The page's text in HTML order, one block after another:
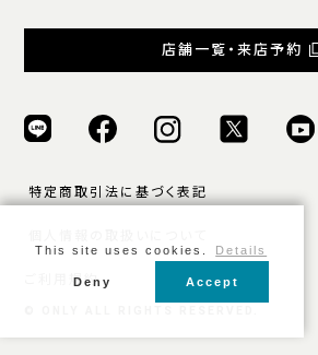
店舗一覧・来店予約
特定商取引法に基づく表記
ご利用規約
This site uses cookies. Details
Deny Accept